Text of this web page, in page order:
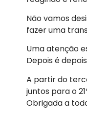
Não vamos
fazer uma
Uma atenção
Depois é
A partir do
juntos para o
Obrigada a